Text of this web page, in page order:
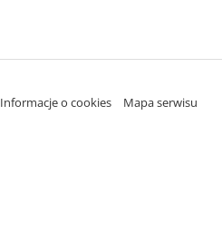
Informacje o cookies
Mapa serwisu